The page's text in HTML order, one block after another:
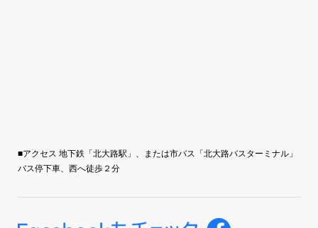
■アクセス 地下鉄「北大路駅」、または市バス「北大路バスターミナル」
バス停下車、西へ徒歩２分